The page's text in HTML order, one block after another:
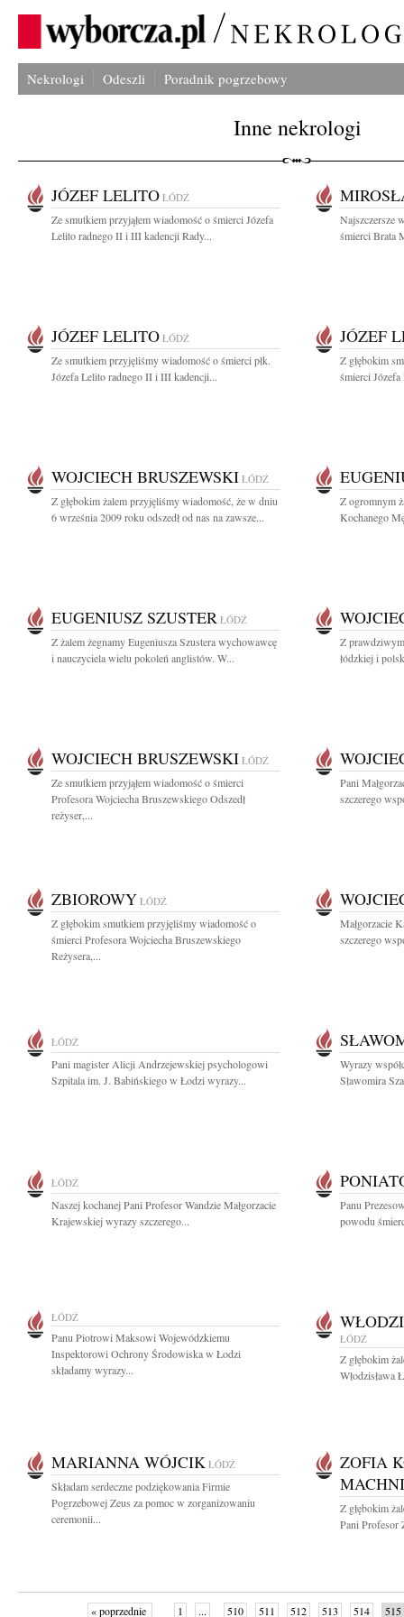
Nekrologi Odeszli Poradnik pogrzebowy
Inne nekrologi
JÓZEF LELITO ŁÓDŹ
Ze smutkiem przyjąłem wiadomość o śmierci Józefa
Lelito radnego II i III kadencji Rady...
Najszczersze
śmierci Brata
JÓZEF LELITO ŁÓDŹ
Ze smutkiem przyjęliśmy wiadomość o śmierci płk.
Józefa Lelito radnego II i III kadencji...
JÓZEF
Z głębokim
śmierci
WOJCIECH BRUSZEWSKI ŁÓDŹ
Z głębokim żalem przyjęliśmy wiadomość, że w dniu
6 września 2009 roku odszedł od nas na zawsze...
Z ogromnym
Kochanego
EUGENIUSZ SZUSTER ŁÓDŹ
Z żalem żegnamy Eugeniusza Szustera wychowawcę
i nauczyciela wielu pokoleń anglistów. W...
Z
łódzkiej i
WOJCIECH BRUSZEWSKI ŁÓDŹ
Ze smutkiem przyjąłem wiadomość o śmierci
Profesora Wojciecha Bruszewskiego Odszedł
reżyser,...
Pani
szczerego
ZBIOROWY ŁÓDŹ
Z głębokim smutkiem przyjęliśmy wiadomość o
śmierci Profesora Wojciecha Bruszewskiego
Reżysera,...
Małgorzacie
szczerego
ŁÓDŹ
Pani magister Alicji Andrzejewskiej psychologowi
Szpitala im. J. Babińskiego w Łodzi wyrazy...
Wyrazy
Sławomira
ŁÓDŹ
Naszej kochanej Pani Profesor Wandzie Małgorzacie
Krajewskiej wyrazy szczerego...
Panu
powodu
ŁÓDŹ
Panu Piotrowi Maksowi Wojewódzkiemu
Inspektorowi Ochrony Środowiska w Łodzi
składamy wyrazy...
ŁÓDŹ
Z głębokim
Włodzisława
MARIANNA WÓJCIK ŁÓDŹ
Składam serdeczne podziękowania Firmie
Pogrzebowej Zeus za pomoc w zorganizowaniu
ceremonii...
ZOFIA
Z głębokim
Pani
« poprzednie 1 ... 510 511 512 513 514 515